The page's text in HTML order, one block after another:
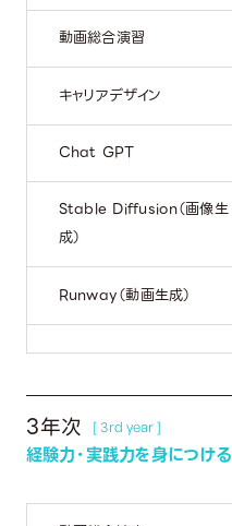
動画総合演習
キャリアデザイン
Chat GPT
Stable Diffusion（画像生
成）
Runway（動画生成）
3年次 [ 3rd year ]
経験力・実践力を身につける